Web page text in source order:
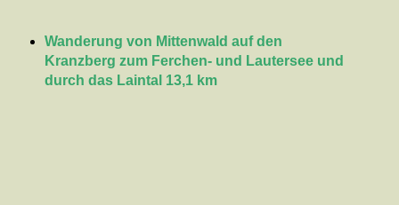
Wanderung von Mittenwald auf den
Kranzberg zum Ferchen- und Lautersee und
durch das Laintal 13,1 km